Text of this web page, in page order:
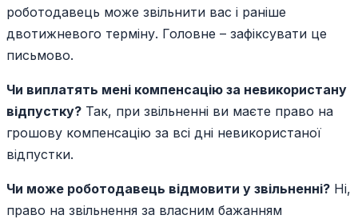
роботодавець може звільнити вас і раніше
двотижневого терміну. Головне – зафіксувати це
письмово.
Чи виплатять мені компенсацію за невикористану
відпустку? Так, при звільненні ви маєте право на
грошову компенсацію за всі дні невикористаної
відпустки.
Чи може роботодавець відмовити у звільненні? Ні,
право на звільнення за власним бажанням